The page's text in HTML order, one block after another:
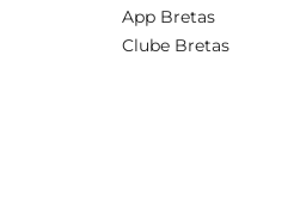
App Bretas
Clube Bretas